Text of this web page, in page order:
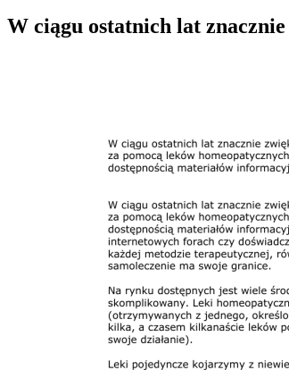
W ciągu ostatnich lat znacznie